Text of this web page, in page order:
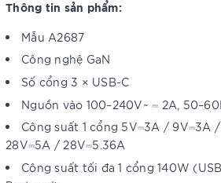
Thông tin sản phẩm:
Mẫu A2687
Công nghệ GaN
Số cổng 3 × USB-C
Nguồn vào 100–240V~ ⎓ 2A,
Công suất 1 cổng 5V⎓3A / 9V⎓3A
28V⎓5A / 28V⎓5.36A
Công suất tối đa 1 cổng 140W